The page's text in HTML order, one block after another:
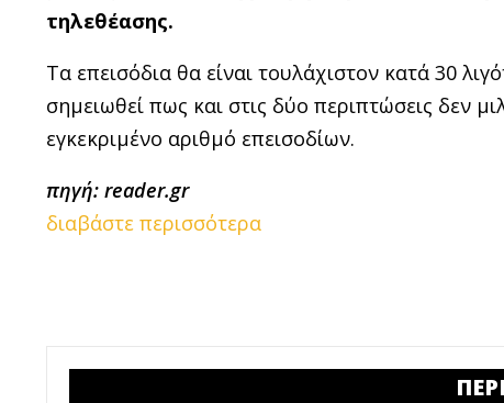
τηλεθέασης.
Τα επεισόδια θα είναι τουλάχιστον κατά 30
σημειωθεί πως και στις δύο περιπτώσεις δεν
εγκεκριμένο αριθμό επεισοδίων.
πηγή: reader.gr
διαβάστε περισσότερα